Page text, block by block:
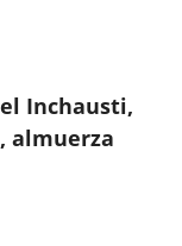
Inchausti,
almuerza